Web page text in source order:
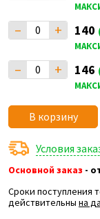
– + 140
– + 146
В корзину
Условия
Основной заказ -
Сроки поступления
действительны на